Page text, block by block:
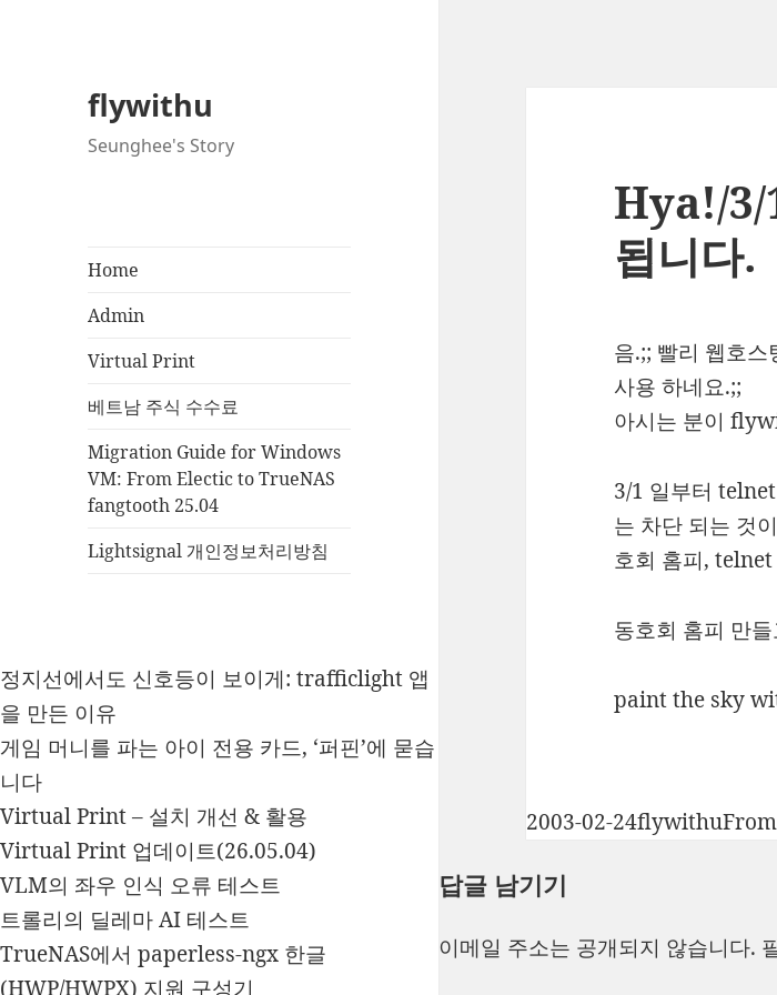
flywithu
Seunghee's Story
Home
Admin
Virtual Print
베트남 주식 수수료
Migration Guide for Windows
VM: From Electic to TrueNAS
fangtooth 25.04
Lightsignal 개인정보처리방침
정지선에서도 신호등이 보이게: trafficlight 앱
을 만든 이유
게임 머니를 파는 아이 전용 카드, ‘퍼핀’에 묻습
니다
Virtual Print – 설치 개선 & 활용
Virtual Print 업데이트(26.05.04)
VLM의 좌우 인식 오류 테스트
트롤리의 딜레마 AI 테스트
TrueNAS에서 paperless-ngx 한글
(HWP/HWPX) 지원 구성기
Hya!/3/
됩니다.
음.;; 빨리 웹호
사용 하네요.;;
아시는 분이
3/1 일부터
는 차단 되는 것
호회 홈피,
동호회 홈피 만
paint the sky
작
일
2003-02-24글
flywithu카
답글 남기기
이메일 주소는 공개되지 않습니다.